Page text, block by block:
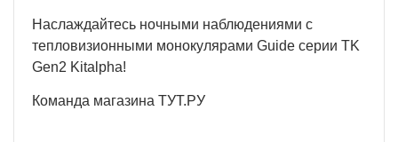
Наслаждайтесь ночными наблюдениями с
тепловизионными монокулярами Guide серии TK
Gen2 Kitalpha!
Команда магазина ТУТ.РУ